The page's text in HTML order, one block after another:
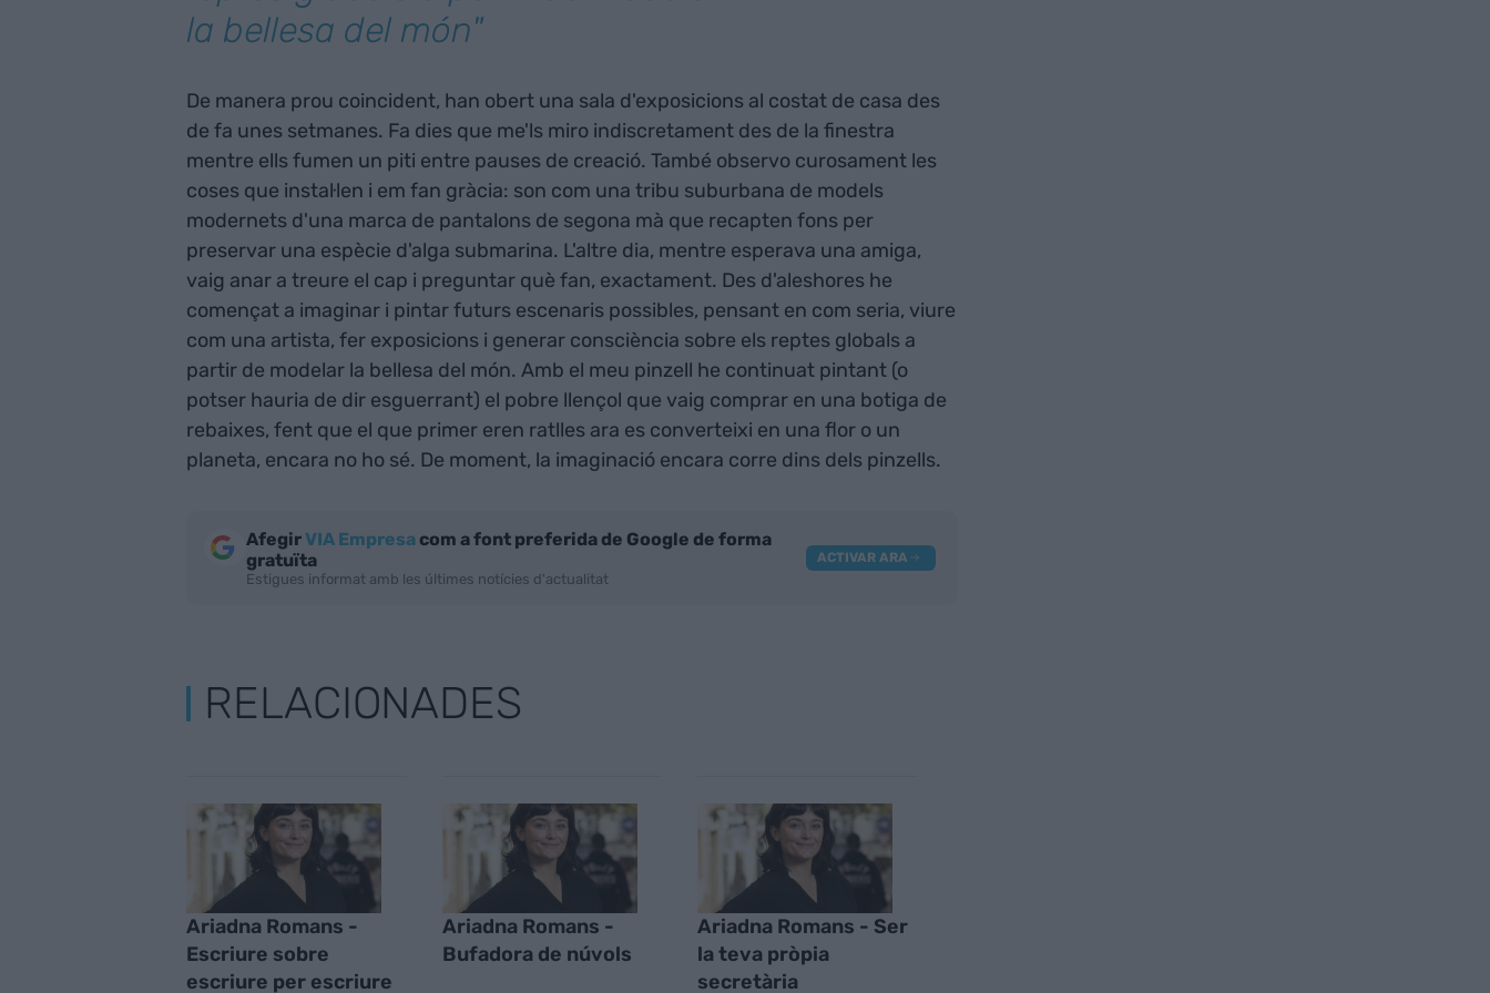
la bellesa del món"
De manera prou coincident, han obert una sala d'exposicions al costat de casa des
de fa unes setmanes. Fa dies que me'ls miro indiscretament des de la finestra
mentre ells fumen un piti entre pauses de creació. També observo curosament les
coses que instal·len i em fan gràcia: son com una tribu suburbana de models
modernets d'una marca de pantalons de segona mà que recapten fons per
preservar una espècie d'alga submarina. L'altre dia, mentre esperava una amiga,
vaig anar a treure el cap i preguntar què fan, exactament. Des d'aleshores he
començat a imaginar i pintar futurs escenaris possibles, pensant en com seria, viure
com una artista, fer exposicions i generar consciència sobre els reptes globals a
partir de modelar la bellesa del món. Amb el meu pinzell he continuat pintant (o
potser hauria de dir esguerrant) el pobre llençol que vaig comprar en una botiga de
rebaixes, fent que el que primer eren ratlles ara es converteixi en una flor o un
planeta, encara no ho sé. De moment, la imaginació encara corre dins dels pinzells.
AfegirVIA Empresacom a font preferida de Google de forma
gratuïta
Estigues informat amb les últimes notícies d'actualitat
ACTIVAR ARA
RELACIONADES
Ariadna Romans -
Escriure sobre
escriure per escriure
Ariadna Romans -
Bufadora de núvols
Ariadna Romans - Ser
la teva pròpia
secretària